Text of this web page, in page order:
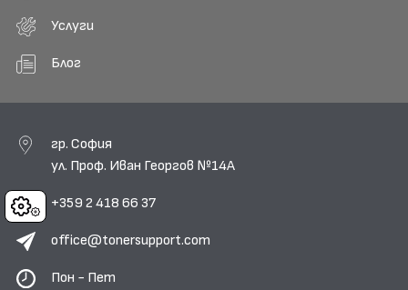
Cookies
Услуги
Блог
гр. София
ул. Проф. Иван Георгов №14А
+359 2 418 66 37
office@tonersupport.com
Пон - Пет